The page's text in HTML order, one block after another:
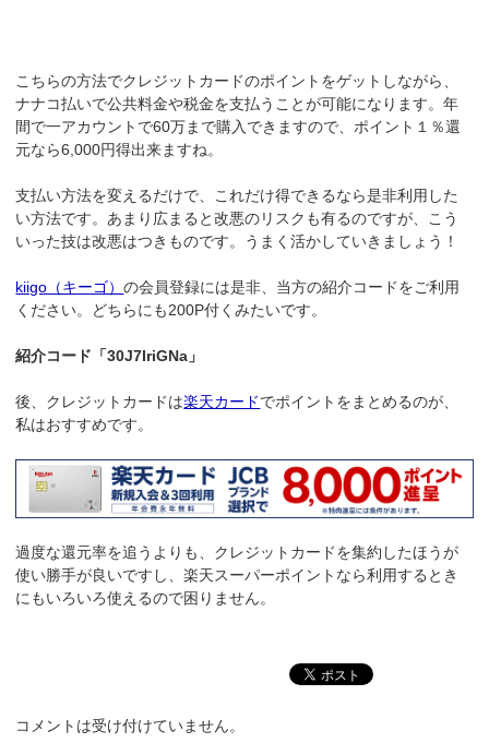
こちらの方法でクレジットカードのポイントをゲットしながら、
ナナコ払いで公共料金や税金を支払うことが可能になります。年
間で一アカウントで60万まで購入できますので、ポイント１％還
元なら6,000円得出来ますね。
支払い方法を変えるだけで、これだけ得できるなら是非利用した
い方法です。あまり広まると改悪のリスクも有るのですが、こう
いった技は改悪はつきものです。うまく活かしていきましょう！
kiigo（キーゴ）の会員登録には是非、当方の紹介コードをご利用
ください。どちらにも200P付くみたいです。
紹介コード「30J7IriGNa」
後、クレジットカードは楽天カードでポイントをまとめるのが、
私はおすすめです。
過度な還元率を追うよりも、クレジットカードを集約したほうが
使い勝手が良いですし、楽天スーパーポイントなら利用するとき
にもいろいろ使えるので困りません。
コメントは受け付けていません。